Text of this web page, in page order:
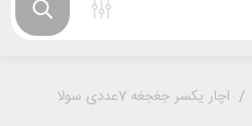
/ اچار یکسر جغجغه 7عددی سولا